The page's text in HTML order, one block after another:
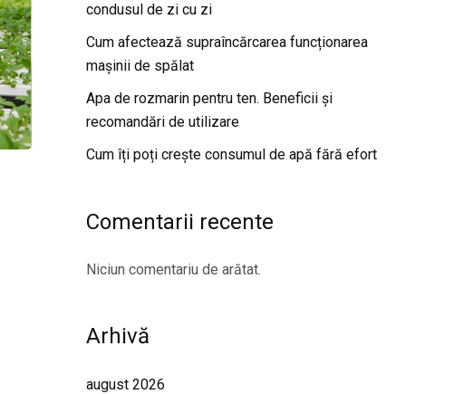
condusul de zi cu zi
Cum afectează supraîncărcarea funcționarea
mașinii de spălat
Apa de rozmarin pentru ten. Beneficii și
recomandări de utilizare
Cum îți poți crește consumul de apă fără efort
Comentarii recente
Niciun comentariu de arătat.
Arhivă
august 2026